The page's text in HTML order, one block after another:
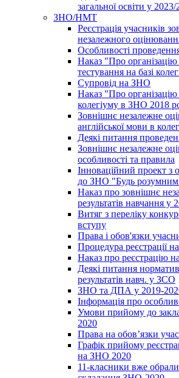
загальної освіти у
ЗНО/НМТ
Реєстрація учасників
незалежного
Особливості
Наказ "Про
тестування на базі
Супровід на ЗНО
Наказ "Про організацію
колегіуму в ЗНО 2018
Зовнішнє незалежне
англійської мови в
Деякі питання
Зовнішнє незалежне
особливості та правила
Інноваційний проект з
до ЗНО "Будь
Наказ про зовнішнє
результатів навчання у
Витяг з переліку
вступу
Права і обов'язки
Процедура реєстрації
Наказ про реєстрацію
Деякі питання
результатів навч. у ЗСО
ЗНО та ДПА у 2019-
Інформація про
Умови прийому до
2020
Права на обов’язки
Графік прийому
на ЗНО 2020
11-класники вже